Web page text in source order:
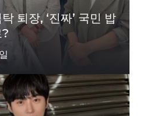
퇴장, ‘진짜’ 국민 밥